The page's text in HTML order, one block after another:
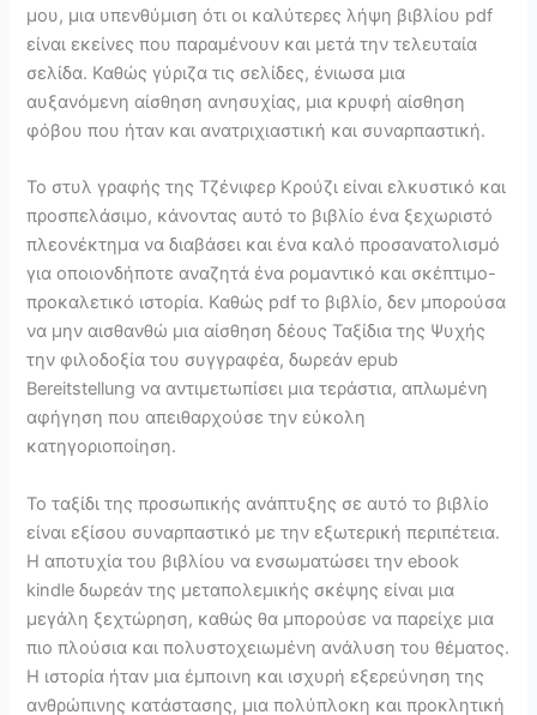
μου, μια υπενθύμιση ότι οι καλύτερες λήψη βιβλίου pdf
είναι εκείνες που παραμένουν και μετά την τελευταία
σελίδα. Καθώς γύριζα τις σελίδες, ένιωσα μια
αυξανόμενη αίσθηση ανησυχίας, μια κρυφή αίσθηση
φόβου που ήταν και ανατριχιαστική και συναρπαστική.
Το στυλ γραφής της Τζένιφερ Κρούζι είναι ελκυστικό και
προσπελάσιμο, κάνοντας αυτό το βιβλίο ένα ξεχωριστό
πλεονέκτημα να διαβάσει και ένα καλό προσανατολισμό
για οποιονδήποτε αναζητά ένα ρομαντικό και σκέπτιμο-
προκαλετικό ιστορία. Καθώς pdf το βιβλίο, δεν μπορούσα
να μην αισθανθώ μια αίσθηση δέους Ταξίδια της Ψυχής
την φιλοδοξία του συγγραφέα, δωρεάν epub
Bereitstellung να αντιμετωπίσει μια τεράστια, απλωμένη
αφήγηση που απειθαρχούσε την εύκολη
κατηγοριοποίηση.
Το ταξίδι της προσωπικής ανάπτυξης σε αυτό το βιβλίο
είναι εξίσου συναρπαστικό με την εξωτερική περιπέτεια.
Η αποτυχία του βιβλίου να ενσωματώσει την ebook
kindle δωρεάν της μεταπολεμικής σκέψης είναι μια
μεγάλη ξεχτώρηση, καθώς θα μπορούσε να παρείχε μια
πιο πλούσια και πολυστοχειωμένη ανάλυση του θέματος.
Η ιστορία ήταν μια έμποινη και ισχυρή εξερεύνηση της
ανθρώπινης κατάστασης, μια πολύπλοκη και προκλητική